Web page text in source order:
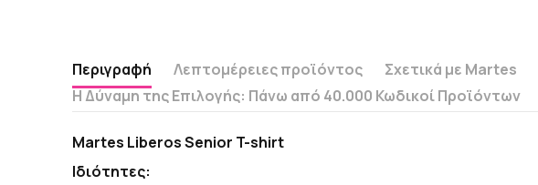
Περιγραφή Λεπτομέρειες προϊόντος Σχετικά με Martes
Η Δύναμη της Επιλογής: Πάνω από 40.000 Κωδικοί Προϊόντων
Martes Liberos Senior T-shirt
Ιδιότητες: